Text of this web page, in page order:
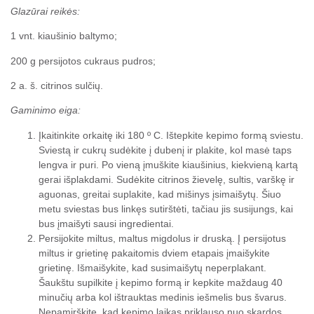
Glazūrai reikės:
1 vnt. kiaušinio baltymo;
200 g persijotos cukraus pudros;
2 a. š. citrinos sulčių.
Gaminimo eiga:
Įkaitinkite orkaitę iki 180 º C. Ištepkite kepimo formą sviestu.
Sviestą ir cukrų sudėkite į dubenį ir plakite, kol masė taps
lengva ir puri. Po vieną įmuškite kiaušinius, kiekvieną kartą
gerai išplakdami. Sudėkite citrinos žievelę, sultis, varškę ir
aguonas, greitai suplakite, kad mišinys įsimaišytų. Šiuo
metu sviestas bus linkęs sutirštėti, tačiau jis susijungs, kai
bus įmaišyti sausi ingredientai.
Persijokite miltus, maltus migdolus ir druską. Į persijotus
miltus ir grietinę pakaitomis dviem etapais įmaišykite
grietinę. Išmaišykite, kad susimaišytų neperplakant.
Šaukštu supilkite į kepimo formą ir kepkite maždaug 40
minučių arba kol ištrauktas medinis iešmelis bus švarus.
Nepamirškite, kad kepimo laikas priklauso nuo skardos